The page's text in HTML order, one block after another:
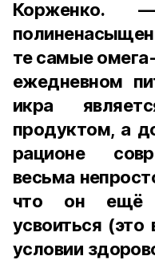
Корженко.
те самые
ежедневном
икра
продуктом, а
рационе
весьма
что он ещё
усвоиться
условии